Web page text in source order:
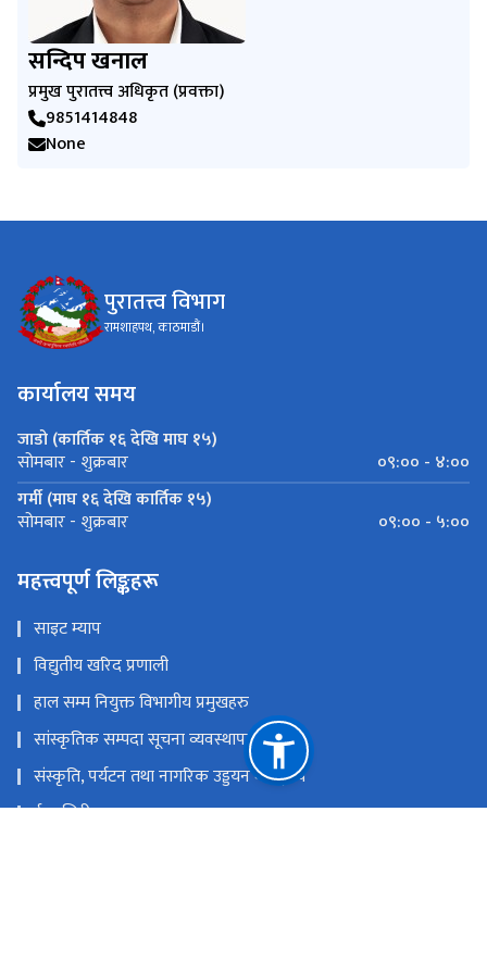
सन्दिप खनाल
प्रमुख पुरातत्त्व अधिकृत (प्रवक्ता)
9851414848
None
पुरातत्त्व विभाग
रामशाहपथ, काठमाडौं।
कार्यालय समय
जाडो (कार्तिक १६ देखि माघ १५)
सोमबार - शुक्रबार
०९:०० - ४:००
गर्मी (माघ १६ देखि कार्तिक १५)
सोमबार - शुक्रबार ०९:०० - ५:००
महत्त्वपूर्ण लिङ्कहरू
साइट म्याप
विद्युतीय खरिद प्रणाली
हाल सम्म नियुक्त विभागीय प्रमुखहरु
सांस्कृतिक सम्पदा सूचना व्यवस्थापन प्रणाली
संस्कृति, पर्यटन तथा नागरिक उड्डयन मन्त्रा्लय
ई-हाजिरी